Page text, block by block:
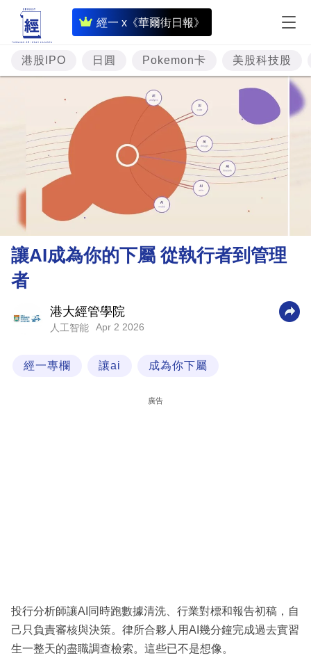
經一 x《華爾街日報》
即
時
財
經
市
理
財
業
科
區
港股IPO 日圓 Pokemon卡 美股科技股
讓AI成為你的下屬 從執行者到管理
者
港大經管學院
人工智能 Apr 2 2026
經一專欄 讓ai 成為你下屬
廣告
投行分析師讓AI同時跑數據清洗、行業對標和報告初稿，自
己只負責審核與決策。律所合夥人用AI幾分鐘完成過去實習
生一整天的盡職調查檢索。這些已不是想像。